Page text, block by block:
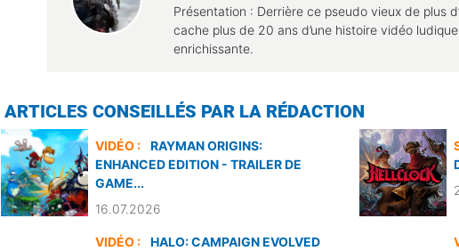
Présentation : Derrière ce pseudo vieux de plus
cache plus de 20 ans d’une histoire vidéo
enrichissante.
ARTICLES CONSEILLÉS PAR LA RÉDACTION
VIDÉO :
RAYMAN ORIGINS:
ENHANCED EDITION - TRAILER DE
GAME...
16.07.2026
VIDÉO :
HALO: CAMPAIGN EVOLVED